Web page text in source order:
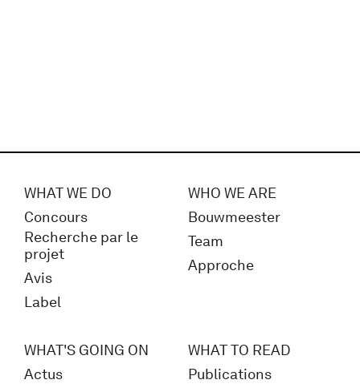
WHAT WE DO
Concours
Recherche par le
projet
Avis
Label
WHO WE ARE
Bouwmeester
Team
Approche
WHAT'S GOING ON
Actus
WHAT TO READ
Publications